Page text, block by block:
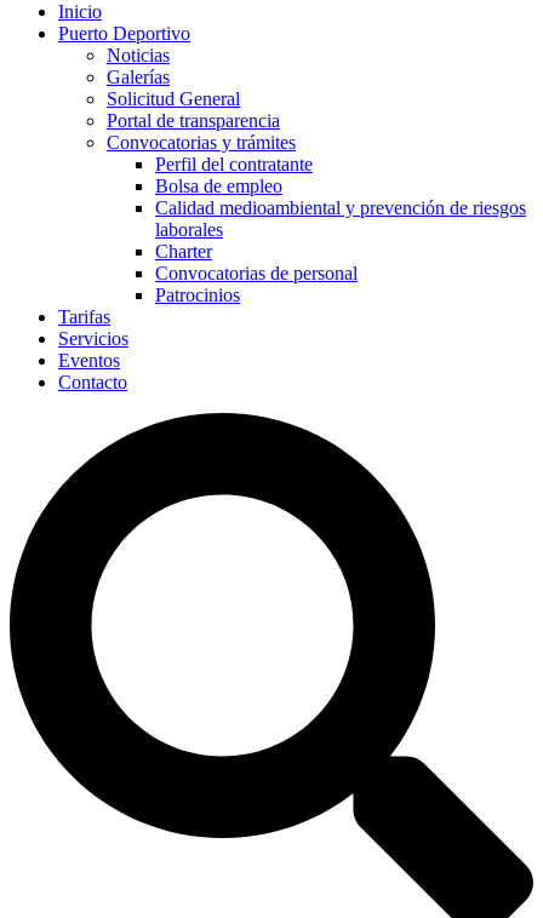
Inicio
Puerto Deportivo
Noticias
Galerías
Solicitud General
Portal de transparencia
Convocatorias y trámites
Perfil del contratante
Bolsa de empleo
Calidad medioambiental y prevención de riesgos
laborales
Charter
Convocatorias de personal
Patrocinios
Tarifas
Servicios
Eventos
Contacto